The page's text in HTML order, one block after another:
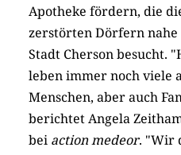
Apotheke fördern, die
zerstörten Dörfern
Stadt Cherson besucht.
leben immer noch viele
Menschen, aber auch
berichtet Angela
bei action medeor. "Wir